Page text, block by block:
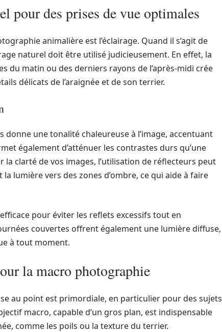
pour des prises de vue optimales
animalière est l’éclairage. Quand il s’agit de
naturel doit être utilisé judicieusement. En effet, la
du matin ou des derniers rayons de l’après-midi crée
délicats de l’araignée et de son terrier.
une tonalité chaleureuse à l’image, accentuant
également d’atténuer les contrastes durs qu’une
clarté de vos images, l’utilisation de réflecteurs peut
lumière vers des zones d’ombre, ce qui aide à faire
pour éviter les reflets excessifs tout en
couvertes offrent également une lumière diffuse,
à tout moment.
la macro photographie
au point est primordiale, en particulier pour des sujets
macro, capable d’un gros plan, est indispensable
comme les poils ou la texture du terrier.